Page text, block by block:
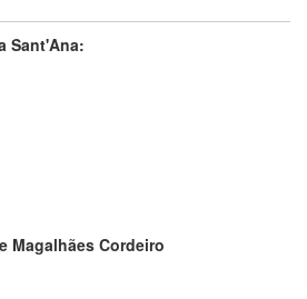
Sant'Ana:
Magalhães Cordeiro